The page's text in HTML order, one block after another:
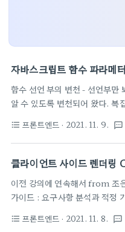
자바스크립트 함수 파라메
함수 선언 부의 변천 - 선언부만
알 수 있도록 변천되어 왔다. 복
...args 로 변경 초기값을 줄 수
줄 수 있다 {...} 형태로 그냥 짧
format_list_bulleted 프론트엔드 · 2021. 11. 9. textsms
클라이언트 사이드 렌더링
이전 강의에 연속해서 from 조
가이드 : 요구사항 분석과 적정
101을 통해 전체적인 느낌을 알
format_list_bulleted 프론트엔드 · 2021. 11. 8. textsms